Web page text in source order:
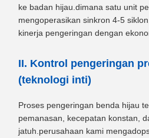
ke badan hijau.dimana satu unit
mengoperasikan sinkron 4-5
kinerja pengeringan dengan
II. Kontrol pengeringan
(teknologi inti)
Proses pengeringan benda hijau
pemanasan, kecepatan konstan,
jatuh.perusahaan kami